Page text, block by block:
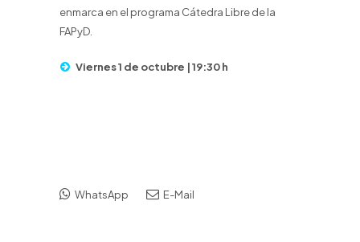
enmarca en el programa Cátedra Libre de la
FAPyD.
Viernes 1 de octubre | 19:30 h
WhatsApp E-Mail